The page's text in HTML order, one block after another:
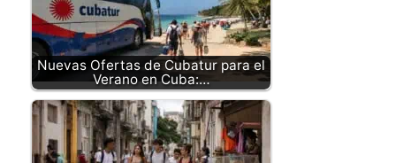
Nuevas Ofertas de Cubatur para el
Verano en Cuba:…